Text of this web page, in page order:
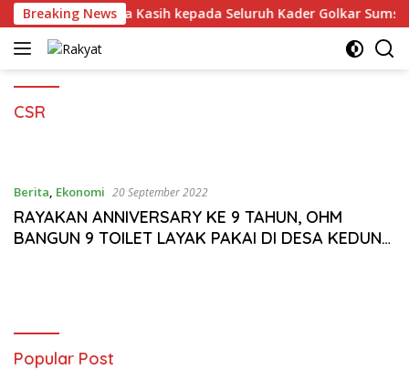
Langsung
ke
konten
Breaking NewsTerima Kasih kepada Seluruh Kader Golkar Sumsel
CSR
Berita, Ekonomi 20 September 2022
RAYAKAN ANNIVERSARY KE 9 TAHUN, OHM
BANGUN 9 TOILET LAYAK PAKAI DI DESA KEDUNG
Popular Post